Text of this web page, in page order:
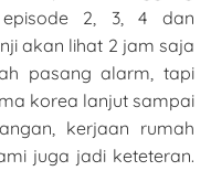
2, 3, 4 dan
akan lihat 2 jam saja
pasang alarm, tapi
korea lanjut sampai
kerjaan rumah
juga jadi keteteran.